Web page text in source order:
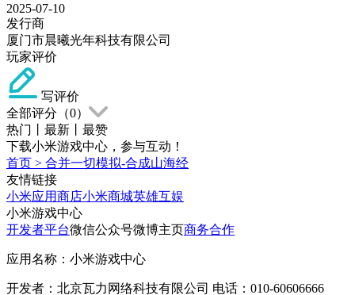
2025-07-10
发行商
厦门市晨曦光年科技有限公司
玩家评价
写评价
全部评分（0）
热门
最新
最赞
下载小米游戏中心，参与互动！
首页 > 合并一切模拟-合成山海经
友情链接
小米应用商店小米商城英雄互娱
小米游戏中心
开发者平台微信公众号微博主页商务合作
应用名称：小米游戏中心
开发者：北京瓦力网络科技有限公司 电话：010-60606666